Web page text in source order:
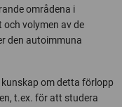
områdena i
volymen av de
den autoimmuna
om detta förlopp
t.ex. för att studera